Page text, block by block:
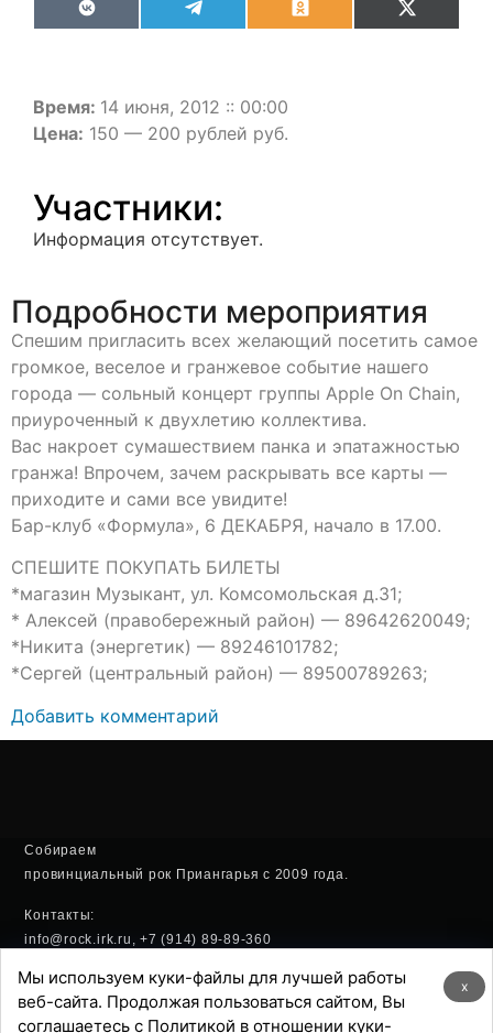
VK OdnoklassnikiX
(Twitter)
Время: 14 июня, 2012 :: 00:00
Цена: 150 — 200 рублей руб.
Участники:
Информация отсутствует.
Подробности мероприятия
Спешим пригласить всех желающий посетить самое
громкое, веселое и гранжевое событие нашего
города — сольный концерт группы Apple On Chain,
приуроченный к двухлетию коллектива.
Вас накроет сумашествием панка и эпатажностью
гранжа! Впрочем, зачем раскрывать все карты —
приходите и сами все увидите!
Бар-клуб «Формула», 6 ДЕКАБРЯ, начало в 17.00.
СПЕШИТЕ ПОКУПАТЬ БИЛЕТЫ
*магазин Музыкант, ул. Комсомольская д.31;
* Алексей (правобережный район) — 89642620049;
*Никита (энергетик) — 89246101782;
*Сергей (центральный район) — 89500789263;
Добавить комментарий
Собираем
провинциальный рок Приангарья с 2009 года.
Контакты:
info@rock.irk.ru, +7 (914) 89-89-360
Политика конфиденциальности
Хостинг:
x
Мы используем куки-файлы для лучшей работы
веб-сайта. Продолжая пользоваться сайтом, Вы
соглашаетесь с Политикой в отношении куки-